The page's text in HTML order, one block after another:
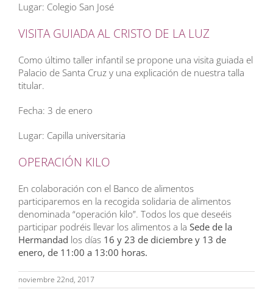
Lugar: Colegio San José
VISITA GUIADA AL CRISTO DE LA LUZ
Como último taller infantil se propone una visita guiada el
Palacio de Santa Cruz y una explicación de nuestra talla
titular.
Fecha: 3 de enero
Lugar: Capilla universitaria
OPERACIÓN KILO
En colaboración con el Banco de alimentos
participaremos en la recogida solidaria de alimentos
denominada “operación kilo”. Todos los que deseéis
participar podréis llevar los alimentos a la Sede de la
Hermandad los días 16 y 23 de diciembre y 13 de
enero, de 11:00 a 13:00 horas.
noviembre 22nd, 2017